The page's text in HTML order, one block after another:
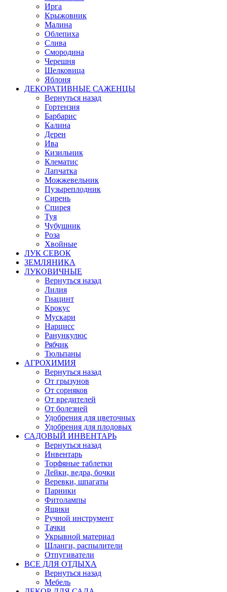
Ирга
Крыжовник
Малина
Облепиха
Слива
Смородина
Черешня
Шелковица
Яблоня
ДЕКОРАТИВНЫЕ САЖЕНЦЫ
Вернуться назад
Гортензия
Барбарис
Калина
Дерен
Ива
Кизильник
Клематис
Лапчатка
Можжевельник
Пузыреплодник
Сирень
Спирея
Туя
Чубушник
Роза
Хвойные
ЛУК СЕВОК
ЗЕМЛЯНИКА
ЛУКОВИЧНЫЕ
Вернуться назад
Лилия
Гиацинт
Крокус
Мускари
Нарцисс
Ранункулюс
Рябчик
Тюльпаны
АГРОХИМИЯ
Вернуться назад
От грызунов
От сорняков
От вредителей
От болезней
Удобрения для цветочных
Удобрения для плодовых
САДОВЫЙ ИНВЕНТАРЬ
Вернуться назад
Инвентарь
Торфяные таблетки
Лейки, ведра, бочки
Веревки, шпагаты
Парники
Фитолампы
Ящики
Ручной инструмент
Тачки
Укрывной материал
Шланги, распылители
Отпугиватели
ВСЕ ДЛЯ ОТДЫХА
Вернуться назад
Мебель